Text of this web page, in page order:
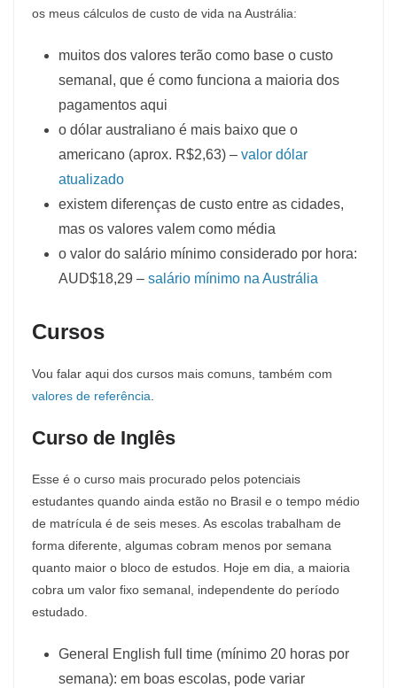
os meus cálculos de custo de vida na Austrália:
muitos dos valores terão como base o custo
semanal, que é como funciona a maioria dos
pagamentos aqui
o dólar australiano é mais baixo que o
americano (aprox. R$2,63) – valor dólar
atualizado
existem diferenças de custo entre as cidades,
mas os valores valem como média
o valor do salário mínimo considerado por hora:
AUD$18,29 – salário mínimo na Austrália
Cursos
Vou falar aqui dos cursos mais comuns, também com
valores de referência.
Curso de Inglês
Esse é o curso mais procurado pelos potenciais
estudantes quando ainda estão no Brasil e o tempo médio
de matrícula é de seis meses. As escolas trabalham de
forma diferente, algumas cobram menos por semana
quanto maior o bloco de estudos. Hoje em dia, a maioria
cobra um valor fixo semanal, independente do período
estudado.
General English full time (mínimo 20 horas por
semana): em boas escolas, pode variar